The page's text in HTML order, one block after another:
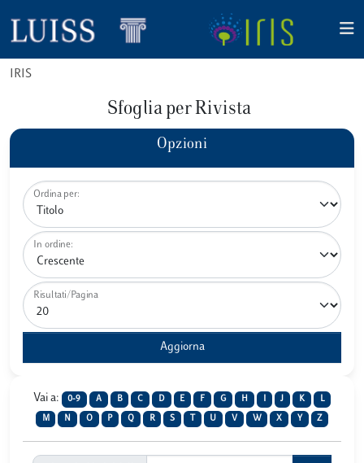
IRIS
Sfoglia per Rivista
Opzioni
Ordina per:
In ordine:
Risultati/Pagina
Vai a: 0-9 A B C D E F G H J K L
M N O P Q R S U V W X Y Z